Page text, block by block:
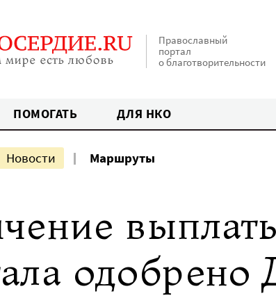
Православный
портал
о благотворительности
ПОМОГАТЬ ДЛЯ НКО
Новости Маршруты
одобрено